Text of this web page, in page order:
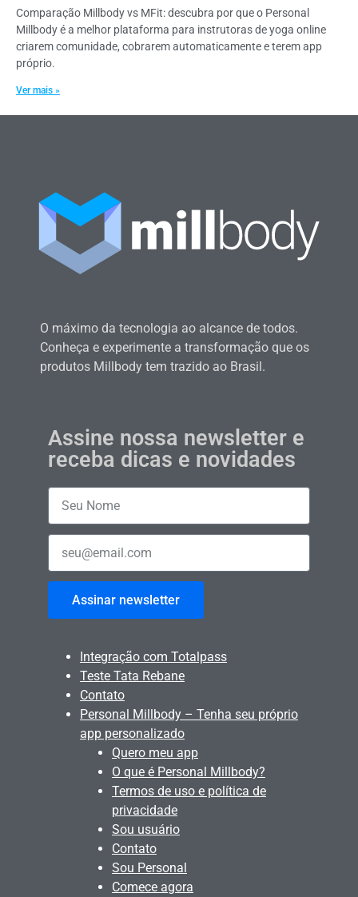
Comparação Millbody vs MFit: descubra por que o Personal
Millbody é a melhor plataforma para instrutoras de yoga online
criarem comunidade, cobrarem automaticamente e terem app
próprio.
Ver mais »
O máximo da tecnologia ao alcance de todos.
Conheça e experimente a transformação que os
produtos Millbody tem trazido ao Brasil.
Assine nossa newsletter e
receba dicas e novidades
Assinar newsletter
Integração com Totalpass
Teste Tata Rebane
Contato
Personal Millbody – Tenha seu próprio
app personalizado
Quero meu app
O que é Personal Millbody?
Termos de uso e política de
privacidade
Sou usuário
Contato
Sou Personal
Comece agora